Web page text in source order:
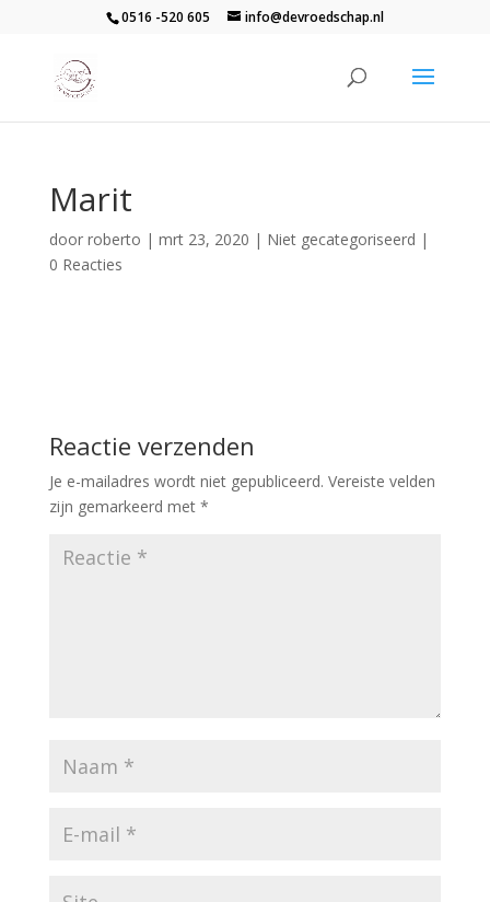
0516 -520 605 info@devroedschap.nl
Marit
door roberto | mrt 23, 2020 | Niet gecategoriseerd |
0 Reacties
Reactie verzenden
Je e-mailadres wordt niet gepubliceerd. Vereiste velden
zijn gemarkeerd met *